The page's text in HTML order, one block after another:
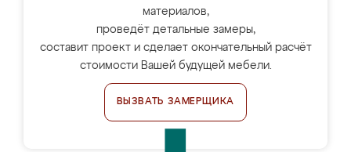
материалов,
проведёт детальные замеры,
составит проект и сделает окончательный расчёт
стоимости Вашей будущей мебели.
ВЫЗВАТЬ ЗАМЕРЩИКА